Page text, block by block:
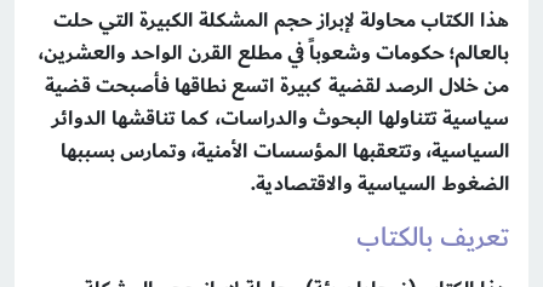
هذا الكتاب محاولة لإبراز حجم المشكلة الكبيرة التي حلت
بالعالم؛ حكومات وشعوباً في مطلع القرن الواحد والعشرين،
من خلال الرصد لقضية كبيرة اتسع نطاقها فأصبحت قضية
سياسية تتناولها البحوث والدراسات، كما تناقشها الدوائر
السياسية، وتتعقبها المؤسسات الأمنية، وتمارس بسببها
الضغوط السياسية والاقتصادية.
تعريف بالكتاب